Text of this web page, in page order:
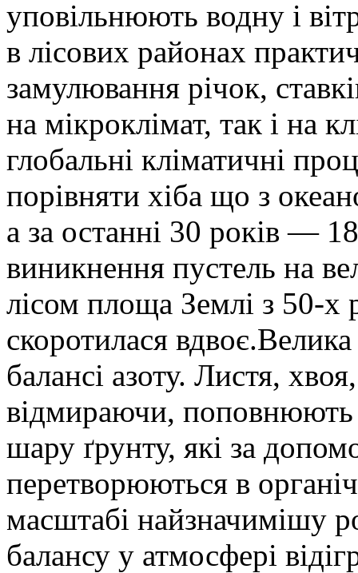
уповільнюють водну і
в лісових районах
замулювання річок,
на мікроклімат, так і на
глобальні кліматичні
порівняти хіба що з
а за останні 30 років —
виникнення пустель на
лісом площа Землі з 50-х
скоротилася
балансі азоту. Листя,
відмираючи, поповнюють
шару ґрунту, які за
перетворюються в
масштабі найзначимішу
балансу у атмосфері